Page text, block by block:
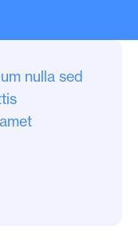
nulla sed